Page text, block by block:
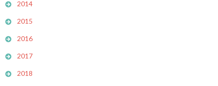
2014
2015
2016
2017
2018